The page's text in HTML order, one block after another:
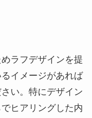
ラフデザインを提
イメージがあれば
い。特にデザイン
ヒアリングした内